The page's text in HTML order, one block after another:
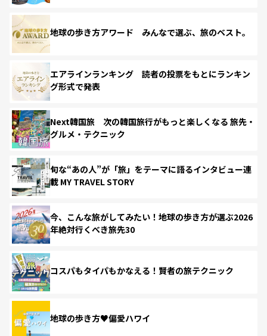
地球の歩き方アワード みんなで選ぶ、旅のベスト。
エアラインランキング 読者の投票をもとにランキン
グ形式で発表
Next韓国旅 次の韓国旅行がもっと楽しくなる 旅先・
グルメ・テクニック
旬な“あの人”が「旅」をテーマに語るインタビュー連
載 MY TRAVEL STORY
今、こんな旅がしてみたい！地球の歩き方が選ぶ2026
年絶対行くべき旅先30
コスパもタイパもかなえる！賢者の旅テクニック
地球の歩き方♥偏愛ハワイ